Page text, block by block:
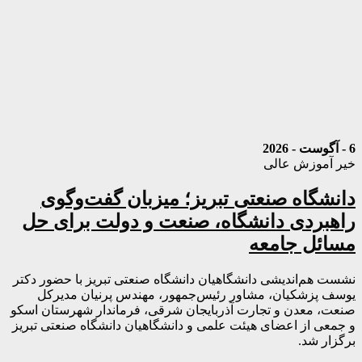
6 - آگوست - 2026
خیر آموزش عالی
دانشگاه صنعتی تبریز؛ میزبان گفت‌وگوی
راهبردی دانشگاه، صنعت و دولت برای حل
مسائل جامعه
نشست هم‌اندیشی دانشگاهیان دانشگاه صنعتی تبریز با حضور دکتر
یوسف پزشکیان، مشاور رئیس‌جمهور، مهندس پرنیان مدیرکل
صنعت، معدن و تجارت آذربایجان شرقی، فرماندار شهرستان اسکو
و جمعی از اعضای هیئت علمی و دانشگاهیان دانشگاه صنعتی تبریز
برگزار شد.